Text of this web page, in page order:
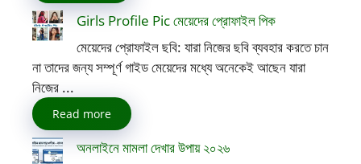
Girls Profile Pic মেয়েদের প্রোফাইল পিক
মেয়েদের প্রোফাইল ছবি: যারা নিজের ছবি ব্যবহার করতে চান
না তাদের জন্য সম্পূর্ণ গাইড মেয়েদের মধ্যে অনেকেই আছেন যারা
নিজের ...
Read more
অনলাইনে মামলা দেখার উপায় ২০২৬